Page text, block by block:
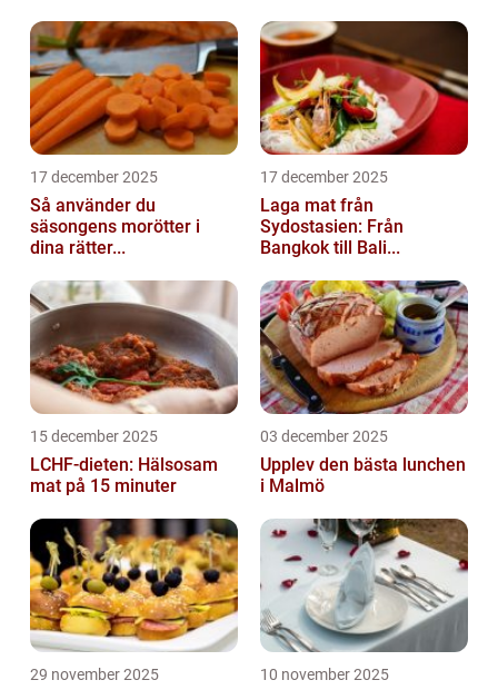
17 december 2025
Så använder du
säsongens morötter i
dina rätter...
17 december 2025
Laga mat från
Sydostasien: Från
Bangkok till Bali...
15 december 2025
LCHF-dieten: Hälsosam
mat på 15 minuter
03 december 2025
Upplev den bästa lunchen
i Malmö
29 november 2025 10 november 2025